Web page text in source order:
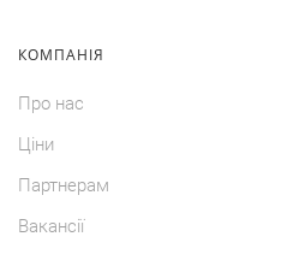
КОМПАНIЯ
Про нас
Цiни
Партнерам
Вакансії